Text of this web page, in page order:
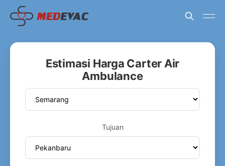
Estimasi Harga Carter Air
Ambulance
Tujuan